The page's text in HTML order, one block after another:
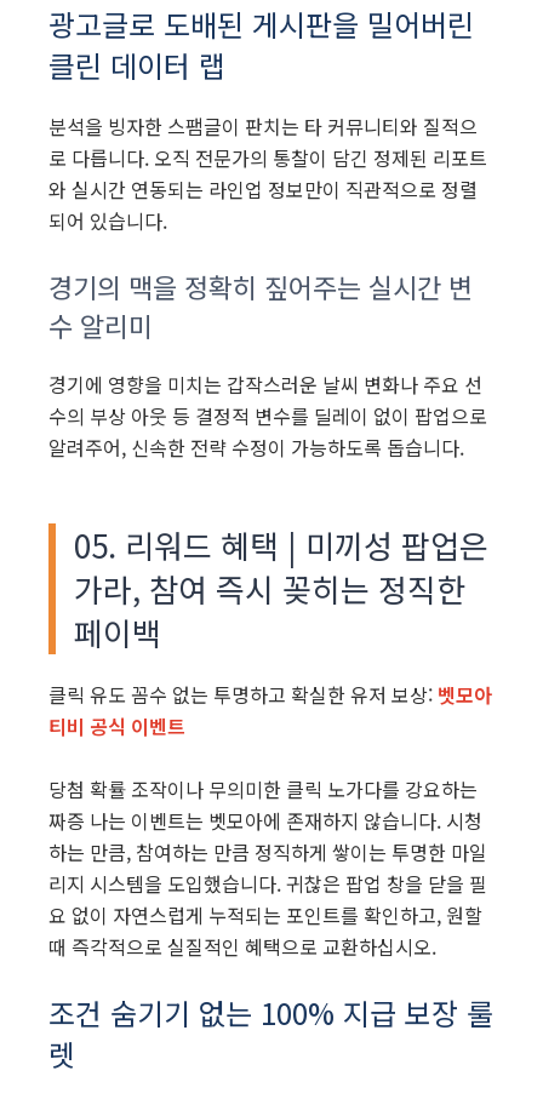
광고글로 도배된 게시판을 밀어버린
클린 데이터 랩
분석을 빙자한 스팸글이 판치는 타 커뮤니티와 질적으
로 다릅니다. 오직 전문가의 통찰이 담긴 정제된 리포트
와 실시간 연동되는 라인업 정보만이 직관적으로 정렬
되어 있습니다.
경기의 맥을 정확히 짚어주는 실시간 변
수 알리미
경기에 영향을 미치는 갑작스러운 날씨 변화나 주요 선
수의 부상 아웃 등 결정적 변수를 딜레이 없이 팝업으로
알려주어, 신속한 전략 수정이 가능하도록 돕습니다.
05. 리워드 혜택 | 미끼성 팝업은
가라, 참여 즉시 꽂히는 정직한
페이백
클릭 유도 꼼수 없는 투명하고 확실한 유저 보상: 벳모아
티비 공식 이벤트
당첨 확률 조작이나 무의미한 클릭 노가다를 강요하는
짜증 나는 이벤트는 벳모아에 존재하지 않습니다. 시청
하는 만큼, 참여하는 만큼 정직하게 쌓이는 투명한 마일
리지 시스템을 도입했습니다. 귀찮은 팝업 창을 닫을 필
요 없이 자연스럽게 누적되는 포인트를 확인하고, 원할
때 즉각적으로 실질적인 혜택으로 교환하십시오.
조건 숨기기 없는 100% 지급 보장 룰
렛